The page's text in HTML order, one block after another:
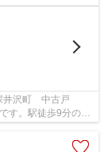
井沢町 中古戸
す。駅徒歩9分の物